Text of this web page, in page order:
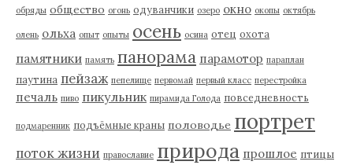
обряды общество огонь одуванчики озеро окно окопы октябрь
олень ольха опыт опыты осень осина отец охота
памятники память панорама парамотор параплан
паутина пейзаж пепелище первомай первый класс перестройка
печаль пиво пикульник пирамида Голода повседневность
подмаренник подъёмные краны половодье портрет
поток жизни православие природа прошлое птицы